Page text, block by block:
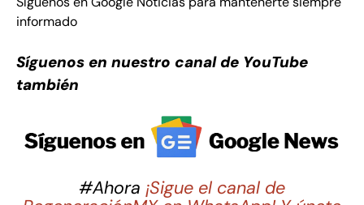
informado
Síguenos en nuestro canal de YouTube
también
#Ahora ¡Sigue el canal de